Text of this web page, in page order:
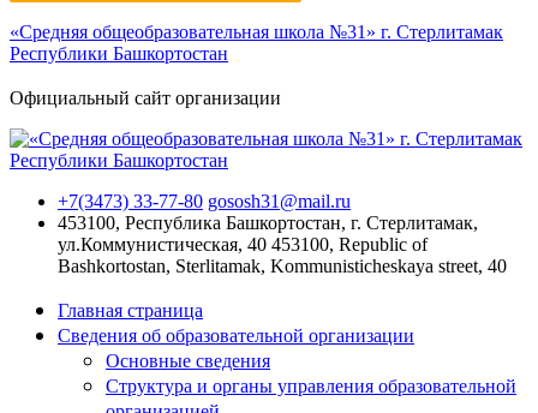
«Средняя общеобразовательная школа №31» г. Стерлитамак
Республики Башкортостан
Официальный сайт организации
+7(3473) 33-77-80 gososh31@mail.ru
453100, Республика Башкортостан, г. Стерлитамак,
ул.Коммунистическая, 40 453100, Republic of
Bashkortostan, Sterlitamak, Kommunisticheskaya street, 40
Главная страница
Сведения об образовательной организации
Основные сведения
Структура и органы управления образовательной